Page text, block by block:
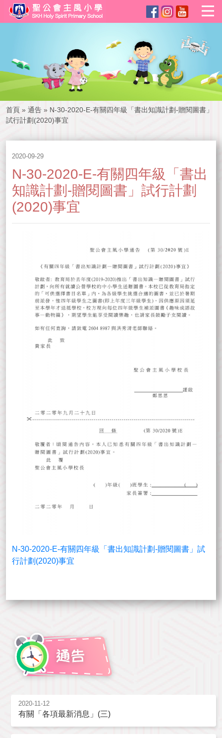
首頁 » 通告 » N-30-2020-E-有關四年級「書出知識計劃-贈閱圖書」
試行計劃(2020)事宜
2020-09-29
N-30-2020-E-有關四年級「書出
知識計劃-贈閱圖書」試行計劃
(2020)事宜
N-30-2020-E-有關四年級「書出知識計劃-贈閱圖書」試
行計劃(2020)事宜
2020-11-12
有關「各項最新消息」(三)